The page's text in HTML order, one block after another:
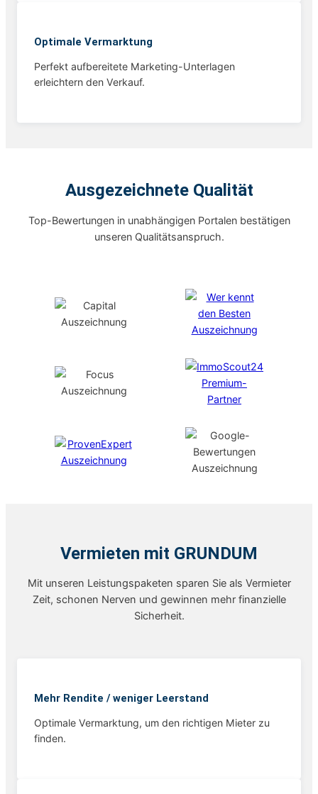
Optimale Vermarktung
Perfekt aufbereitete Marketing-Unterlagen
erleichtern den Verkauf.
Ausgezeichnete Qualität
Top-Bewertungen in unabhängigen Portalen bestätigen
unseren Qualitätsanspruch.
Vermieten mit GRUNDUM
Mit unseren Leistungspaketen sparen Sie als Vermieter
Zeit, schonen Nerven und gewinnen mehr finanzielle
Sicherheit.
Mehr Rendite / weniger Leerstand
Optimale Vermarktung, um den richtigen Mieter zu
finden.